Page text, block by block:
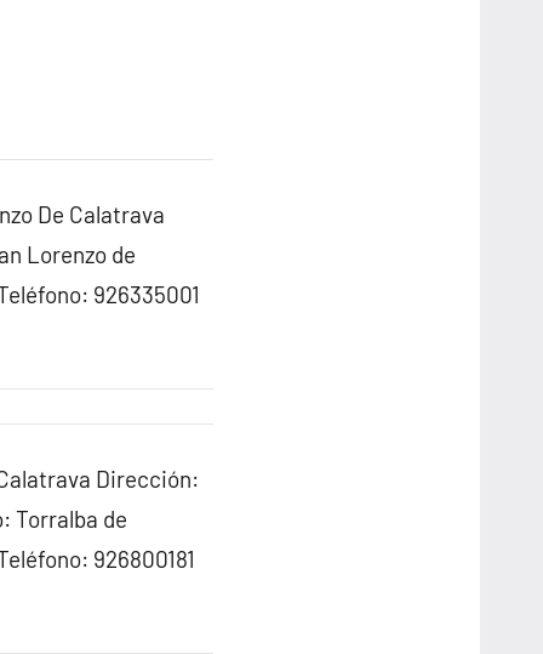
De Calatrava
Lorenzo de
926335001
Dirección:
Torralba de
926800181